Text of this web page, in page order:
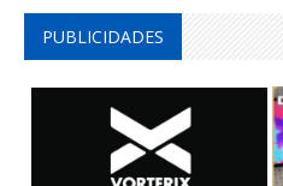
PUBLICIDADES